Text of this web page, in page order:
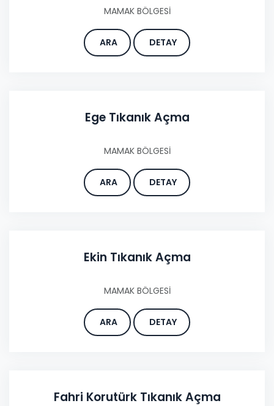
MAMAK BÖLGESİ
ARA DETAY
Ege Tıkanık Açma
MAMAK BÖLGESİ
ARA DETAY
Ekin Tıkanık Açma
MAMAK BÖLGESİ
ARA DETAY
Fahri Korutürk Tıkanık Açma